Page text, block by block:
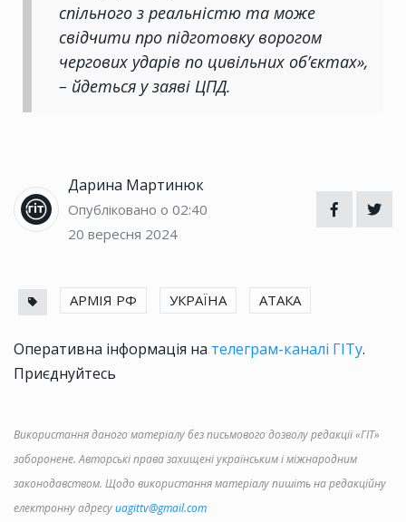
спільного з реальністю та може
свідчити про підготовку ворогом
чергових ударів по цивільних об’єктах»,
– йдеться у заяві ЦПД.
Дарина Мартинюк
Опубліковано о 02:40
20 вересня 2024
АРМІЯ РФ УКРАЇНА АТАКА
Оперативна інформація на телеграм-каналі ГІТу.
Приєднуйтесь
Використання даного матеріалу без письмового дозволу редакції «ГІТ»
заборонене. Авторські права захищені українським і міжнародним
законодавством. Щодо використання матеріалу пишіть на редакційну
електронну адресуuagittv@gmail.com